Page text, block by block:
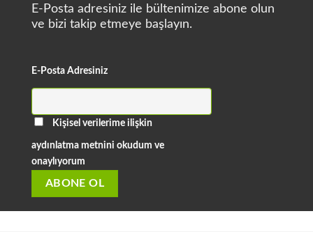
E-Posta adresiniz ile bültenimize abone olun
ve bizi takip etmeye başlayın.
E-Posta Adresiniz
Kişisel verilerime ilişkin
aydınlatma metnini okudum ve
onaylıyorum